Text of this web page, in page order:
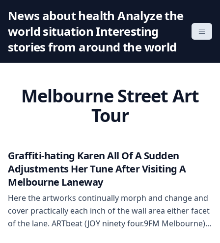
News about health Analyze the
world situation Interesting
stories from around the world
Melbourne Street Art
Tour
Graffiti-hating Karen All Of A Sudden
Adjustments Her Tune After Visiting A
Melbourne Laneway
Here the artworks continually morph and change and
cover practically each inch of the wall area either facet
of the lane. ARTbeat (JOY ninety four.9FM Melbourne) –